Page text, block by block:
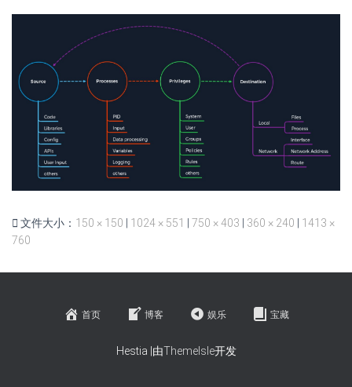
文件大小： 150 × 150 1024 × 551 750 × 403 360 × 240
1413 ×
760
首页 博客 娱乐 宝藏
Hestia |由ThemeIsle开发